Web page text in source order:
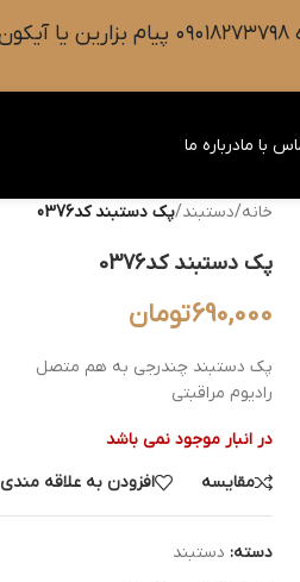
با مادرباره ما
خانه/دستبند/پک دستبند کد0376
پک دستبند کد0376
690,000تومان
پک دستبند چندرجی به هم متصل
رادیوم مراقبتی
در انبار موجود نمی باشد
مقایسه
افزودن به علاقه مندی
دسته: دستبند